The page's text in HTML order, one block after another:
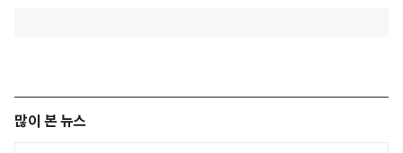
많이 본 뉴스